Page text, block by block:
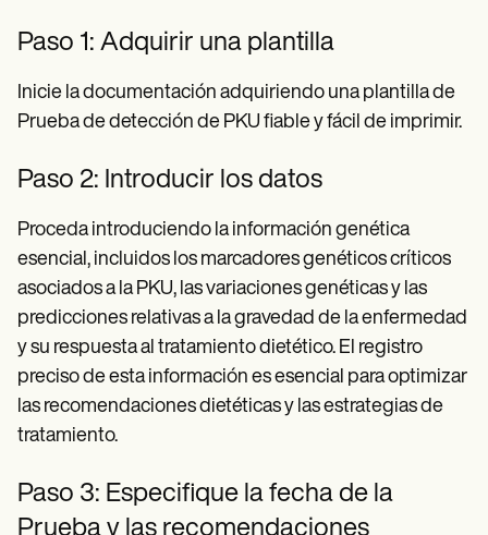
Paso 1: Adquirir una plantilla
Inicie la documentación adquiriendo una plantilla de
Prueba de detección de PKU fiable y fácil de imprimir.
Paso 2: Introducir los datos
Proceda introduciendo la información genética
esencial, incluidos los marcadores genéticos críticos
asociados a la PKU, las variaciones genéticas y las
predicciones relativas a la gravedad de la enfermedad
y su respuesta al tratamiento dietético. El registro
preciso de esta información es esencial para optimizar
las recomendaciones dietéticas y las estrategias de
tratamiento.
Paso 3: Especifique la fecha de la
Prueba y las recomendaciones